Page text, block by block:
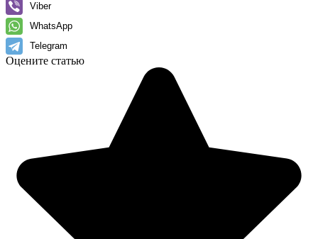
Viber
WhatsApp
Telegram
Оцените статью